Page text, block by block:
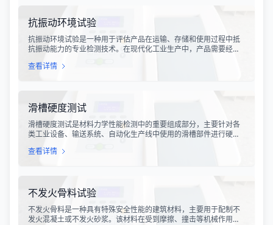
抗振动环境试验
抗振动环境试验是一种用于评估产品在运输、存储和使用过程中抵
抗振动能力的专业检测技术。在现代化工业生产中，产品需要经历
会受到不同程度的振动冲击。这种振动可能导致产品结构松动、零
查看详情
滑槽硬度测试
滑槽硬度测试是材料力学性能检测中的重要组成部分，主要针对各
类工业设备、输送系统、自动化生产线中使用的滑槽部件进行硬度
响设备的使用寿命、运行稳定性和安全性。通过科学的硬度测试，
查看详情
不发火骨料试验
不发火骨料是一种具有特殊安全性能的建筑材料，主要用于配制不
发火混凝土或不发火砂浆。该材料在受到摩擦、撞击等机械作用